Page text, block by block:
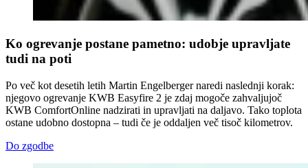
Ko ogrevanje postane pametno: udobje upravljate
tudi na poti
Po več kot desetih letih Martin Engelberger naredi naslednji korak:
njegovo ogrevanje KWB Easyfire 2 je zdaj mogoče zahvaljujoč
KWB ComfortOnline nadzirati in upravljati na daljavo. Tako toplota
ostane udobno dostopna – tudi če je oddaljen več tisoč kilometrov.
Do zgodbe